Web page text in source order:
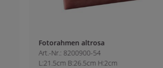
Fotorahmen altrosa
Art.-Nr.: 8200900-54
L:21.5cm B:26.5cm H:2cm